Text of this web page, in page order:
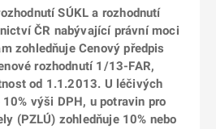
SÚKL a rozhodnutí
ČR nabývající právní moci
zohledňuje Cenový předpis
rozhodnutí 1/13-FAR,
od 1.1.2013. U léčivých
výši DPH, u potravin pro
(PZLÚ) zohledňuje 10% nebo